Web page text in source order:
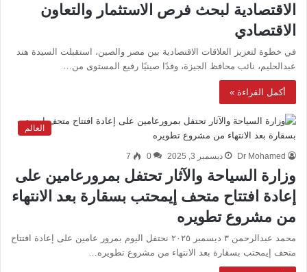
الاقتصادية لبحث فرص الاستثمار والتعاون
الاقتصادي
في خطوة لتعزيز العلاقات الاقتصادية بين مصر والصين، استقبلت السيدة هند
عبدالحليم، نائب محافظ الجيزة، وفدًا صينيًا رفيع المستوى من…
أكمل القراءة »
العالم
Dr Mohamed ديسمبر 3, 2025 0
7
وزارة السياحة والآثار تحتفل بمرورعامين على
إعادة افتتاح متحف إيمحتب بسقارة بعد الانتهاء
من مشروع تطويره
محمد عبدالرحمن ٣ ديسمبر ٢٠٢٥ نحتفل اليوم بمرور عامين على إعادة افتتاح
متحف إيمحتب بسقارة بعد الانتهاء من مشروع تطويره…